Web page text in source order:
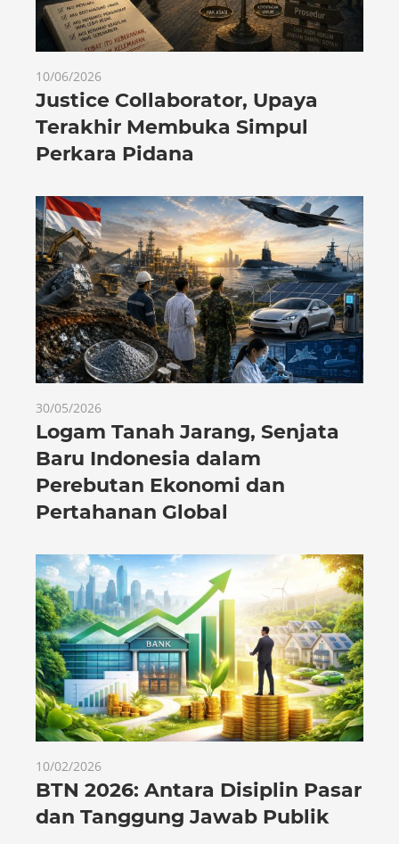
10/06/2026
Justice Collaborator, Upaya
Terakhir Membuka Simpul
Perkara Pidana
30/05/2026
Logam Tanah Jarang, Senjata
Baru Indonesia dalam
Perebutan Ekonomi dan
Pertahanan Global
10/02/2026
BTN 2026: Antara Disiplin Pasar
dan Tanggung Jawab Publik